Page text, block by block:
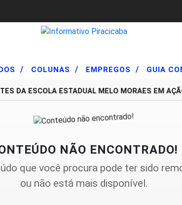
/ COLUNAS / EMPREGOS / GUIA
DA ESCOLA ESTADUAL MELO MORAES EM
NÃO ENCONTRADO!
que você procura pode ter sido
ou não está mais disponível.